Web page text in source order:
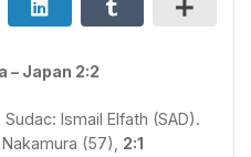
– Japan 2:2
Ismail Elfath (SAD).
Nakamura (57), 2:1